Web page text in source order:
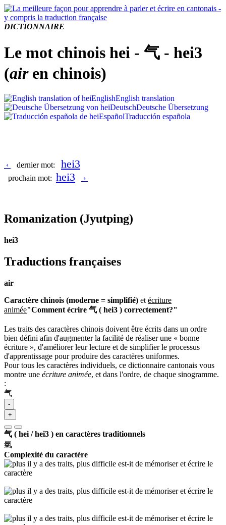
DICTIONNAIRE
Le mot chinois hei - 气 - hei3
(airen chinois)
EnglishEnglish translation
DeutschDeutsche Übersetzung
EspañolTraducción española
‹ dernier mot: hei3
prochain mot: hei3 ›
Romanization (Jyutping)
hei3
Traductions françaises
air
Caractère chinois (moderne = simplifié) et écriture
animée"Comment écrire 气 ( hei3 ) correctement?"
Les traits des caractères chinois doivent être écrits dans un ordre
bien défini afin d'augmenter la facilité de réaliser une « bonne
écriture », d'améliorer leur lecture et de simplifier le processus
d'apprentissage pour produire des caractères uniformes.
Pour tous les caractères individuels, ce dictionnaire cantonais vous
montre une écriture animée, et dans l'ordre, de chaque sinogramme.
:
气
-
+
气 ( hei / hei3 ) en caractères traditionnels
氣
Complexité du caractère